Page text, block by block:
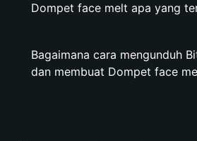
Dompet face melt apa yang
Bagaimana cara mengunduh
dan membuat Dompet face